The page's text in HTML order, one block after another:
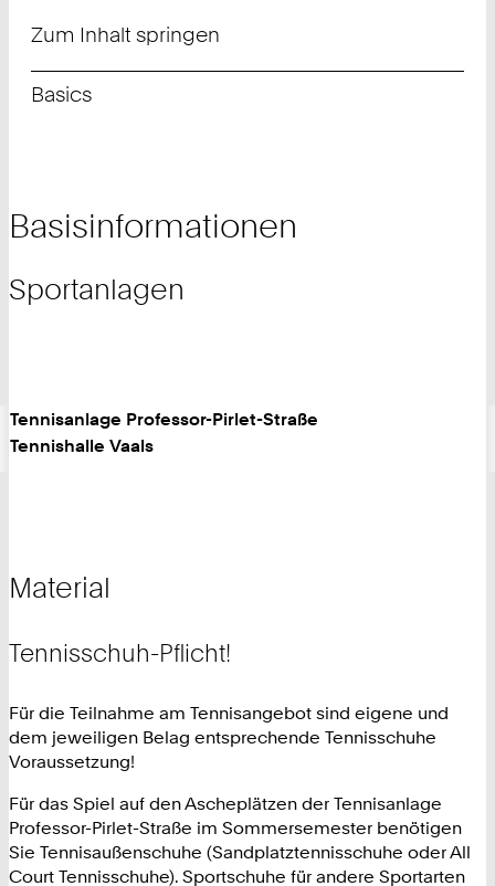
Zum Inhalt springen
Basics
Basisinformationen
Sportanlagen
Tennisanlage Professor-Pirlet-Straße
Tennishalle Vaals
Material
Tennisschuh-Pflicht!
Für die Teilnahme am Tennisangebot sind eigene und
dem jeweiligen Belag entsprechende Tennisschuhe
Voraussetzung!
Für das Spiel auf den Ascheplätzen der Tennisanlage
Professor-Pirlet-Straße im Sommersemester benötigen
Sie Tennisaußenschuhe (Sandplatztennisschuhe oder All
Court Tennisschuhe). Sportschuhe für andere Sportarten